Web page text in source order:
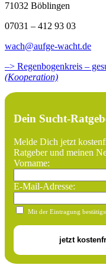
71032 Böblingen
07031 – 412 93 03
wach@aufge-wacht.de
–> Regenbogenkreis –
(Kooperation)
Dein Sucht-
Melde Dich jetzt
Ratgeber und meinen
Vorname:
E-Mail-Adresse:
Mit der Eintragung